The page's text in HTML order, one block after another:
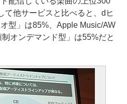
て他サービスと比べると、dヒ
型」は85%、Apple Music/AW
オンデマンド型」は55%だと